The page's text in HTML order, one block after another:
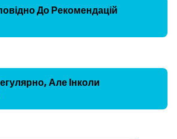
До Рекомендацій
Але Інколи